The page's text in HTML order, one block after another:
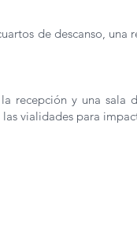
de descanso, una
recepción y una
vialidades para